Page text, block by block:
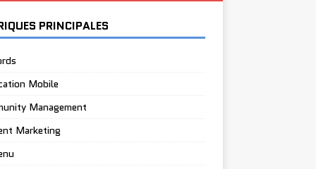
PRINCIPALES
Mobile
Management
Marketing